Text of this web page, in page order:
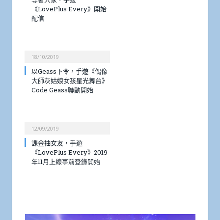
《LovePlus Every》開始
配信
18/10/2019
以Geass下令，手遊《偶像
大師灰姑娘女孩星光舞台》
Code Geass聯動開始
12/09/2019
課金抽女友，手遊
《LovePlus Every》2019
年11月上線事前登錄開始